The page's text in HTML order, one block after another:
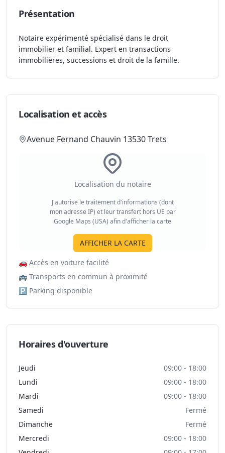
Présentation
Notaire expérimenté spécialisé dans le droit
immobilier et familial. Expert en transactions
immobilières, successions et droit de la famille.
Localisation et accès
Avenue Fernand Chauvin 13530 Trets
Localisation du notaire
J'autorise le traitement d'informations (dont
mon adresse IP) et leur transfert hors UE par
Google Maps (USA) afin d'afficher la carte
AFFICHER LA CARTE
🚗 Accès en voiture facilité
🚌 Transports en commun à proximité
🅿️ Parking disponible
Horaires d'ouverture
Jeudi
09:00 - 18:00
Lundi
09:00 - 18:00
Mardi
09:00 - 18:00
Samedi
Fermé
Dimanche
Fermé
Mercredi
09:00 - 18:00